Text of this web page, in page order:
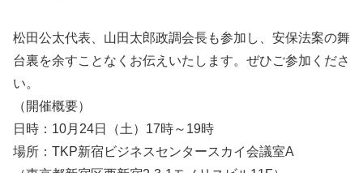
松田公太代表、山田太郎政調会長も参加し、安保法案の舞
台裏を余すことなくお伝えいたします。ぜひご参加くださ
い。
（開催概要）
日時：10月24日（土）17時～19時
場所：TKP新宿ビジネスセンタースカイ会議室A